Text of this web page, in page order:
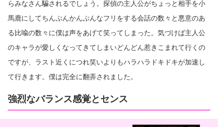
らみなさん騙されるでしょう。探偵の主人公がちょっと相手を小
馬鹿にしてちんぷんかんぷんなフリをする会話の数々と悪意のあ
る比喩の数々に僕は声をあげて笑ってしまった。気づけば主人公
のキャラが愛しくなってきてしまいどんどん惹きこまれて行くの
ですが、ラスト近くにつれ笑いよりもハラハラドキドキが加速し
て行きます。僕は完全に翻弄されました。
強烈なバランス感覚とセンス